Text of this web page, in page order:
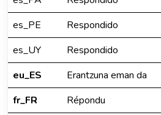
es_PE
Respondido
es_UY
Respondido
eu_ES
Erantzuna eman da
fr_FR
Répondu